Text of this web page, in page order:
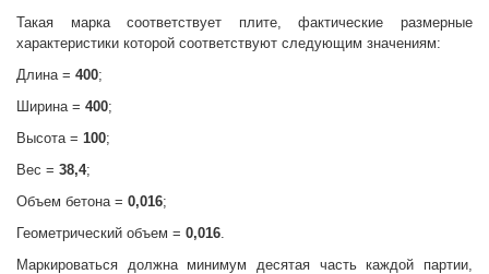
Такая марка соответствует плите, фактические размерные
характеристики которой соответствуют следующим значениям:
Длина = 400;
Ширина = 400;
Высота = 100;
Вес = 38,4;
Объем бетона = 0,016;
Геометрический объем = 0,016.
Маркироваться должна минимум десятая часть каждой партии,